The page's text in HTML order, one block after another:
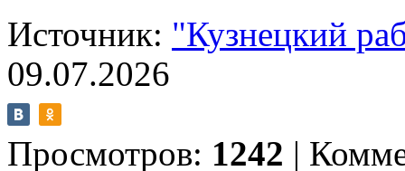
Источник: "Кузнецкий
09.07.2026
Просмотров: 1242 |